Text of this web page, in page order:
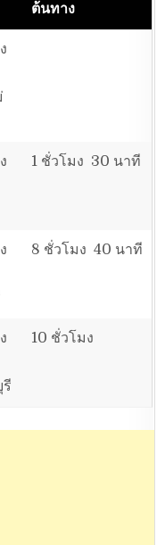
ต้นทาง
1 ชั่วโมง 30 นาที
8 ชั่วโมง 40 นาที
10 ชั่วโมง